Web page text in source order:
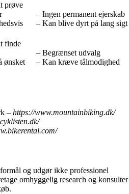
prøve
– Ingen permanent ejerskab
– Kan blive dyrt på lang sigt
finde
ønsket
– Begrænset udvalg
– Kan kræve tålmodighed
– https://www.mountainbiking.dk/
og udgør ikke professionel
omhyggelig research og konsulter